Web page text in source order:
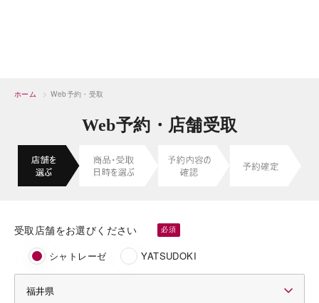
ホーム > Web予約・受取
Web予約・店舗受取
受取店舗をお選びください
シャトレーゼ YATSUDOKI